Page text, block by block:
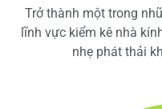
Trở thành một trong
lĩnh vực kiểm kê nhà
nhẹ phát thải